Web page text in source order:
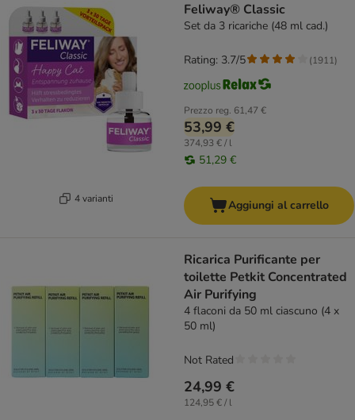
4 varianti
Feliway® Classic
Set da 3 ricariche (48 ml cad.)
Prezzo reg. 61,47 €
53,99 €
374,93 € / l
51,29 €
Rating: 3.7/5 (1911)
Aggiungi al carrello
Ricarica Purificante per
toilette Petkit Concentrated
Air Purifying
4 flaconi da 50 ml ciascuno (4 x
50 ml)
24,99 €
124,95 € / l
Not Rated